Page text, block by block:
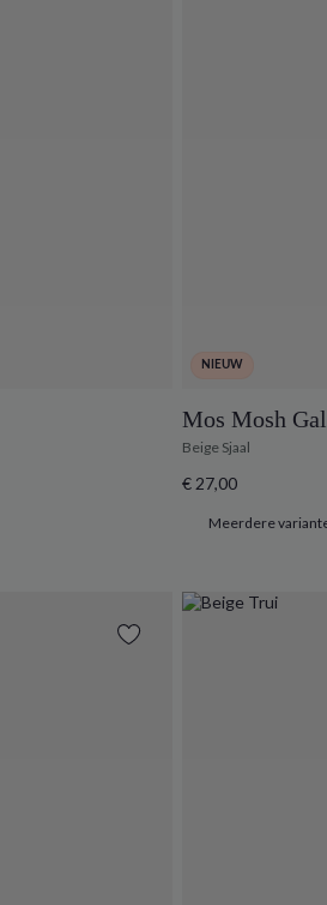
NIEUW
Mos Mosh
Beige Sjaal
€ 27,00
Meerdere